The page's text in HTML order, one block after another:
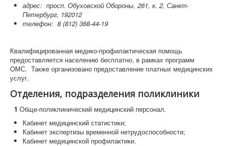
адрес: просп. Обуховской Обороны, 261, к. 2, Санкт-
Петербург, 192012
телефон: 8 (812) 368-44-19
Квалифицированная медико-профилактическая помощь
предоставляется населению бесплатно, в рамках программ
ОМС. Также организовано предоставление платных медицинских
услуг.
Отделения, подразделения поликлиники
1 Обще-поликлинический медицинский персонал.
Кабинет медицинский статистики;
Кабинет экспертизы временной нетрудоспособности;
Кабинет медицинской профилактики.